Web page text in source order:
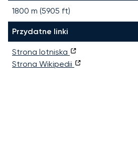
1800 m (5905 ft)
Przydatne linki
Strona lotniska
Strona Wikipedii